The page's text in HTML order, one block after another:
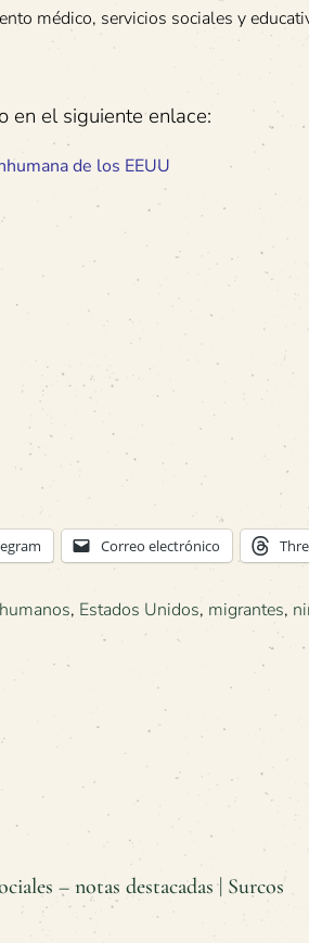
médico, servicios sociales y
en el siguiente enlace:
de los EEUU
Correo electrónico
, Estados Unidos, migrantes,
– notas destacadas | Surcos